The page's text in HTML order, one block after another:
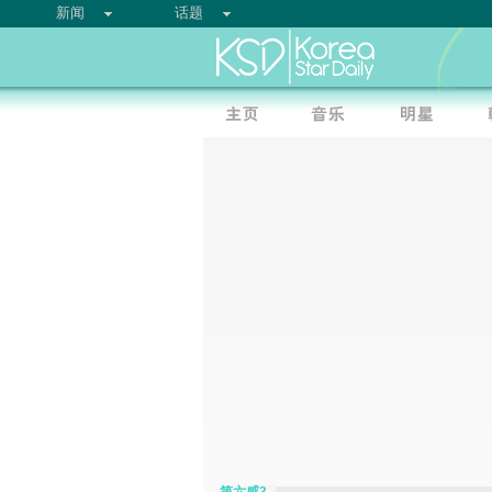
新闻 话题